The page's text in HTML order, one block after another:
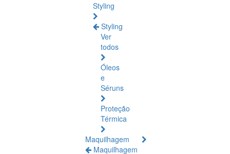
Styling
Styling
Ver
todos
Óleos
e
Séruns
Proteção
Térmica
Maquilhagem
Maquilhagem